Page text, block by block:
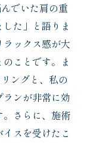
でいた肩の重
た」と語りま
ックス感が大
ことです。ま
ングと、私の
ンが非常に効
さらに、施術
スを受けたこ